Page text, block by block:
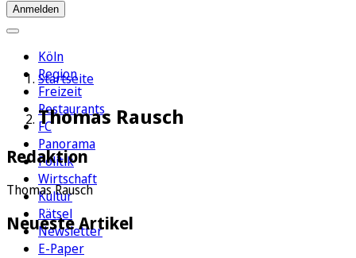
Anmelden
Köln
Region
Freizeit
Restaurants
FC
Panorama
Politik
Wirtschaft
Kultur
Rätsel
Newsletter
E-Paper
Startseite
Thomas Rausch
Redaktion
Thomas Rausch
Neueste Artikel